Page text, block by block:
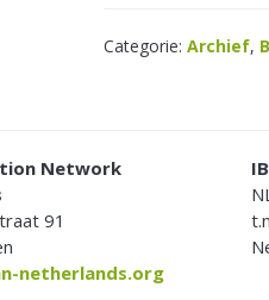
Categorie: Archief,
Network
91
netherlands.org